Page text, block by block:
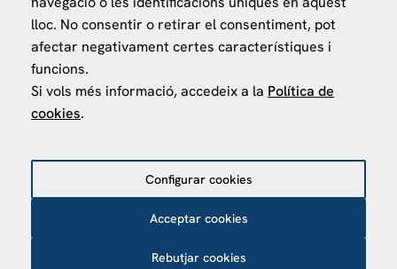
VISÍTANOS
Finca Agustí Pedro Pons
Av. Valvidrera, 25
Política de Cookies
Política de protecció de dades
lloc. No consentir o retirar el consentiment, pot
afectar negativament certes característiques i
funcions.
Si vols més informació, accedeix a la Política de
cookies.
Configurar cookies
Rebutjar cookies
Acceptar cookies